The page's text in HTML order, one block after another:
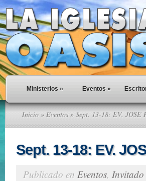
Ministerios » Eventos »
Inicio » Eventos» Sept. 13-18: EV. JOSE
Sept. 13-18: EV.
Publicado en Eventos, Invitado